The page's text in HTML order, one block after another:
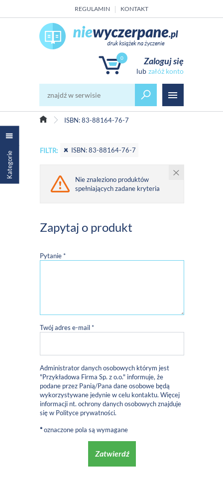
REGULAMIN KONTAKT
0 Zaloguj się
załóż konto
ISBN: 83-88164-76-7
Kategorie FILTR: ISBN: 83-88164-76-7
Nie znaleziono produktów
spełniających zadane kryteria
Zapytaj o produkt
Pytanie *
Twój adres e-mail *
Administrator danych osobowych którym jest
"Przykładowa Firma Sp. z o.o." informuje, że
podane przez Panią/Pana dane osobowe będą
wykorzystywane jedynie w celu kontaktu. Więcej
informacji nt. ochrony danych osobowych znajduje
się w Polityce prywatności.
*oznaczone pola są wymagane
Zatwierdź